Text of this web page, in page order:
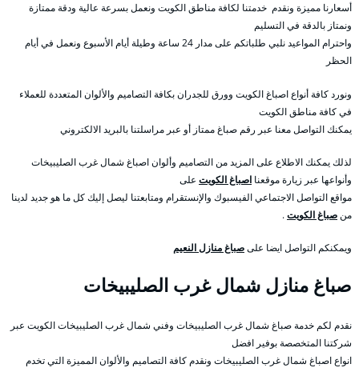
أسعارنا مميزة ونقدم خدمتنا لكافة مناطق الكويت ونعمل بسرعة عالية ودقة ممتازة
ونمتاز بالدقة في التسليم
واحترام المواعيد نلبي طلباتكم على مدار 24 ساعة وطيلة أيام الأسبوع ونعمل في أيام
الحظر
ونورد كافة أنواع اصباغ الكويت وورق للجدران بكافة التصاميم والألوان المتعددة للعملاء
في كافة مناطق الكويت
يمكنك التواصل معنا عبر رقم صباغ ممتاز أو عبر مراسلتنا بالبريد الالكتروني
لذلك يمكنك الاطلاع على المزيد من التصاميم وألوان اصباغ شمال غرب الصليبيخات
وأنواعها عبر زيارة موقعنا اصباغ الكويت على
مواقع التواصل الاجتماعي الفيسبوك والإنستقرام ومتابعتنا ليصل إليك كل ما هو جديد لدينا
منصباغ الكويت.
ويمكنكم التواصل ايضا علىصباغ منازل النعيم
صباغ منازل شمال غرب الصليبيخات
نقدم لكم خدمة صباغ شمال غرب الصليبيخات وفني شمال غرب الصليبيخات الكويت عبر
شركتنا المتخصصة بوفير افضل
انواع اصباغ شمال غرب الصليبيخات ونقدم كافة التصاميم والألوان المميزة التي تخدم